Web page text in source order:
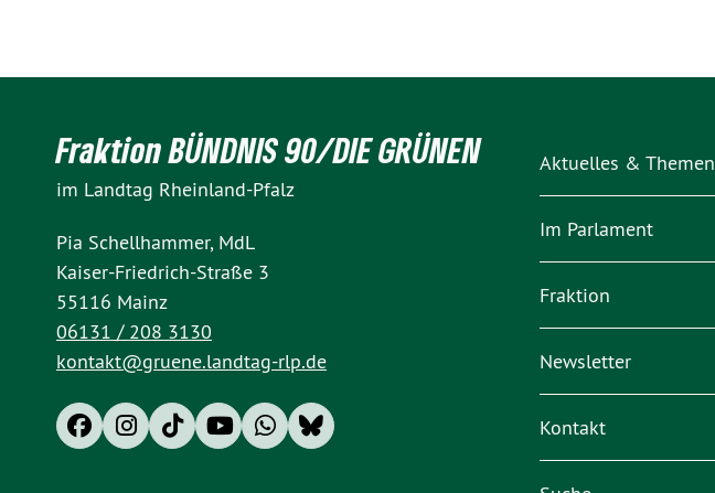
Fraktion BÜNDNIS 90/DIE GRÜNEN
im Landtag Rheinland-Pfalz
Pia Schellhammer, MdL
Kaiser-Friedrich-Straße 3
55116 Mainz
06131 / 208 3130
kontakt@gruene.landtag-rlp.de
Aktuelles & Themen
Im Parlament
Fraktion
Newsletter
Kontakt